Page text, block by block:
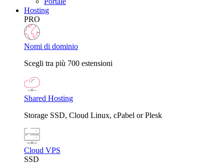
Hosting
PRO
Nomi di dominio
Scegli tra più 700 estensioni
Shared Hosting
Storage SSD, Cloud Linux, cPabel or Plesk
Cloud VPS
SSD